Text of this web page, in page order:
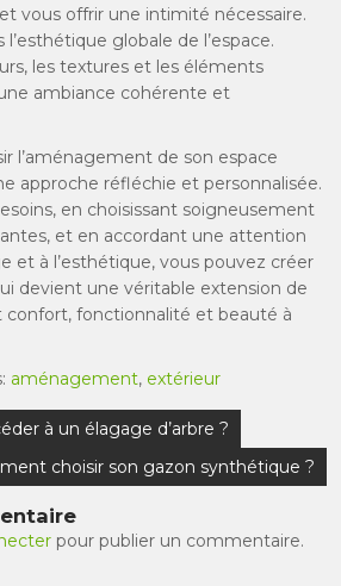
vous offrir une intimité nécessaire.
globale de l’espace.
les textures et les éléments
ambiance cohérente et
l’aménagement de son espace
approche réfléchie et personnalisée.
en choisissant soigneusement
et en accordant une attention
et à l’esthétique, vous pouvez créer
devient une véritable extension de
confort, fonctionnalité et beauté à
aménagement, extérieur
à un élagage d’arbre ?
choisir son gazon synthétique ?
pour publier un commentaire.